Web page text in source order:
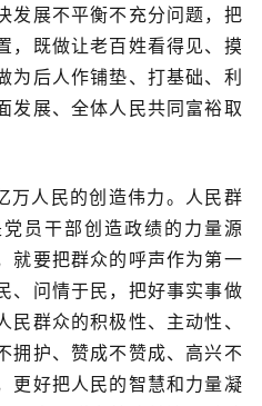
发展不平衡不充分问题，把
，既做让老百姓看得见、摸
为后人作铺垫、打基础、利
发展、全体人民共同富裕取
万人民的创造伟力。人民群
员干部创造政绩的力量源
就要把群众的呼声作为第一
、问情于民，把好事实事做
群众的积极性、主动性、
拥护、赞成不赞成、高兴不
更好把人民的智慧和力量凝